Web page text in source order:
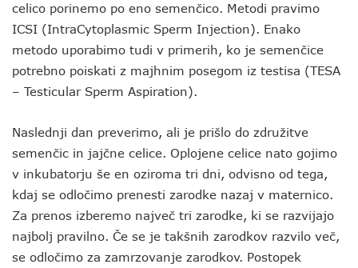
celico porinemo po eno semenčico. Metodi pravimo
ICSI (IntraCytoplasmic Sperm Injection). Enako
metodo uporabimo tudi v primerih, ko je semenčice
potrebno poiskati z majhnim posegom iz testisa (TESA
– Testicular Sperm Aspiration).
Naslednji dan preverimo, ali je prišlo do združitve
semenčic in jajčne celice. Oplojene celice nato gojimo
v inkubatorju še en oziroma tri dni, odvisno od tega,
kdaj se odločimo prenesti zarodke nazaj v maternico.
Za prenos izberemo največ tri zarodke, ki se razvijajo
najbolj pravilno. Če se je takšnih zarodkov razvilo več,
se odločimo za zamrzovanje zarodkov. Postopek